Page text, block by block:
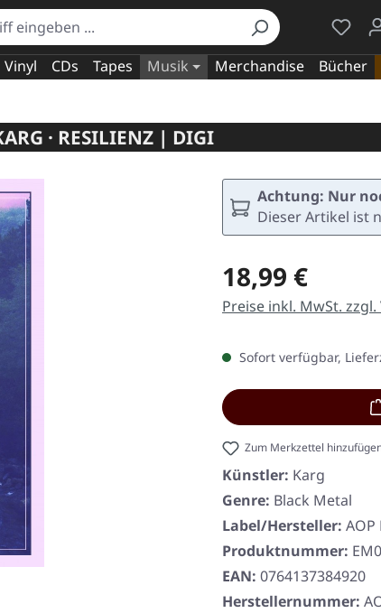
Du
Vinyl CDs Tapes Musik Merchandise Bücher
· RESILIENZ | DIGI
Achtung: Nur
Dieser Artikel ist
Regulärer Preis:
18,99 €
Preise inkl. MwSt.
Sofort verfügbar,
Zum Merkzettel
Künstler: Karg
Genre: Black Metal
Label/Hersteller: AOP
Produktnummer:
EAN: 0764137384920
Herstellernummer: